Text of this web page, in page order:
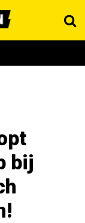
bij